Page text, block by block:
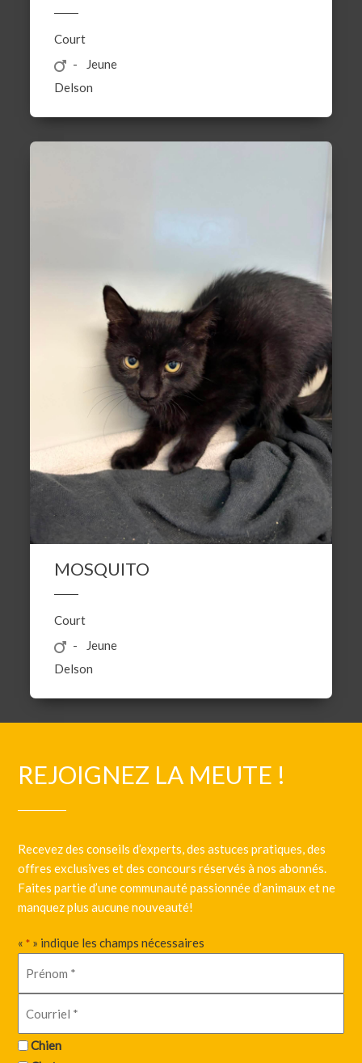
Court
Jeune
Delson
MOSQUITO
Court
Jeune
Delson
REJOIGNEZ LA MEUTE !
Recevez des conseils d’experts, des astuces pratiques, des
offres exclusives et des concours réservés à nos abonnés.
Faites partie d’une communauté passionnée d’animaux et ne
manquez plus aucune nouveauté!
«* » indique les champs nécessaires
Chien